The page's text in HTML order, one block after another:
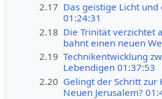
2.17 Das geistige Licht und
01:24:31
2.18 Die Trinität verzichtet
bahnt einen neuen
2.19 Technikentwicklung
Lebendigen 01:37:53
2.20 Gelingt der Schritt zur
Neuen Jerusalem?